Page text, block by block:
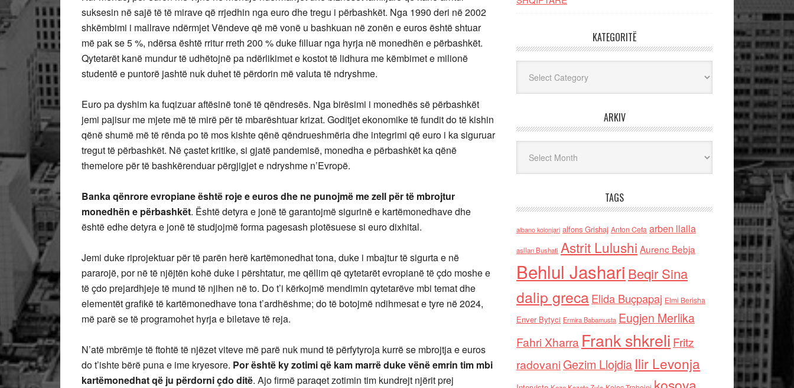
suksesin në sajë të të mirave që rrjedhin nga euro dhe tregu i përbashkët. Nga 1990 deri në 2002
shkëmbimi i mallrave ndërmjet Vëndeve që më vonë u bashkuan në zonën e euros është shtuar
më pak se 5 %, ndërsa është rritur rreth 200 % duke filluar nga hyrja në monedhën e përbashkët.
Qytetarët kanë mundur të udhëtojnë pa ndërlikimet e kostot të lidhura me këmbimet e milionë
studentë e puntorë jashtë nuk duhet të përdorin më valuta të ndryshme.
Euro pa dyshim ka fuqizuar aftësinë tonë të qëndresës. Nga birësimi i monedhës së përbashkët
jemi pajisur me mjete më të mirë për të mbarështuar krizat. Goditjet ekonomike të fundit do të kishin
qënë shumë më të rënda po të mos kishte qënë qëndrueshmëria dhe integrimi që euro i ka siguruar
tregut të përbashkët. Në çastet kritike, si gjatë pandemisë, monedha e përbashkët ka qënë
themelore për të bashkërenduar përgjigjet e ndryshme n’Evropë.
Banka qënrore evropiane është roje e euros dhe ne punojmë me zell për të mbrojtur
monedhën e përbashkët. Është detyra e jonë të garantojmë sigurinë e kartëmonedhave dhe
është edhe detyra e jonë të studjojmë forma pagesash plotësuese si euro dixhital.
Jemi duke riprojektuar për të parën herë kartëmonedhat tona, duke i mbajtur të sigurta e në
pararojë, por në të njëjtën kohë duke i përshtatur, me qëllim që qytetarët evropianë të çdo moshe e
të çdo prejardhjeje të mund të njihen në to. Do t’i kërkojmë mendimin qytetarëve mbi temat dhe
elementët grafikë të kartëmonedhave tona t’ardhëshme; do të botojmë ndihmesat e tyre në 2024,
më parë se të programohet hyrja e biletave të reja.
N’atë mbrëmje të ftohtë të njëzet viteve më parë nuk mund të përfytyroja kurrë se mbrojtja e euros
do t’ishte bërë puna e ime kryesore. Por është ky zotimi që kam marrë duke vënë emrin tim mbi
kartëmonedhat që ju përdorni çdo ditë. Ajo firmë paraqet zotimin tim kundrejt njërit prej
KATEGORITË
ARKIV
TAGS
albano kolonjari alfons Grishaj Anton Cefa arben llalla
asllan Bushati Astrit Lulushi Aurenc Bebja
Behlul Jashari Beqir Sina
dalip grecaElida Buçpapaj Elmi Berisha
Enver Bytyci Ermira Babamusta Eugjen Merlika
Fahri Xharra Frank shkreli Fritz
radovaniGezim Llojdia Ilir Levonja